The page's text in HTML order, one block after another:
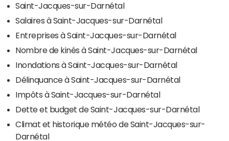
Saint-Jacques-sur-Darnétal
Salaires à Saint-Jacques-sur-Darnétal
Entreprises à Saint-Jacques-sur-Darnétal
Nombre de kinés à Saint-Jacques-sur-Darnétal
Inondations à Saint-Jacques-sur-Darnétal
Délinquance à Saint-Jacques-sur-Darnétal
Impôts à Saint-Jacques-sur-Darnétal
Dette et budget de Saint-Jacques-sur-Darnétal
Climat et historique météo de Saint-Jacques-sur-
Darnétal